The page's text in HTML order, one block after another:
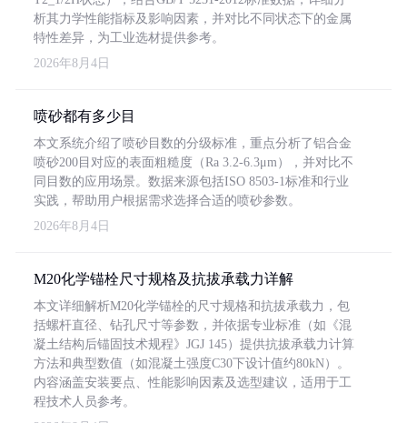
析其力学性能指标及影响因素，并对比不同状态下的金属
特性差异，为工业选材提供参考。
2026年8月4日
喷砂都有多少目
本文系统介绍了喷砂目数的分级标准，重点分析了铝合金
喷砂200目对应的表面粗糙度（Ra 3.2-6.3μm），并对比不
同目数的应用场景。数据来源包括ISO 8503-1标准和行业
实践，帮助用户根据需求选择合适的喷砂参数。
2026年8月4日
M20化学锚栓尺寸规格及抗拔承载力详解
本文详细解析M20化学锚栓的尺寸规格和抗拔承载力，包
括螺杆直径、钻孔尺寸等参数，并依据专业标准（如《混
凝土结构后锚固技术规程》JGJ 145）提供抗拔承载力计算
方法和典型数值（如混凝土强度C30下设计值约80kN）。
内容涵盖安装要点、性能影响因素及选型建议，适用于工
程技术人员参考。